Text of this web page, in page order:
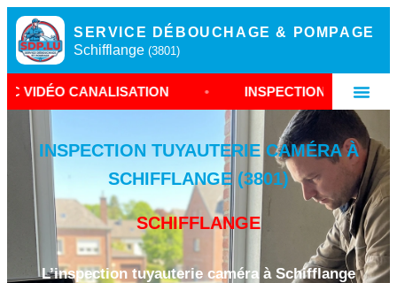
SERVICE DÉBOUCHAGE & POMPAGE
Schifflange (3801)
• INSPECTION CAMÉRA SCHIFFLANGE
INSPECTION TUYAUTERIE CAMÉRA À
SCHIFFLANGE (3801)
SCHIFFLANGE
L’inspection tuyauterie caméra à Schifflange